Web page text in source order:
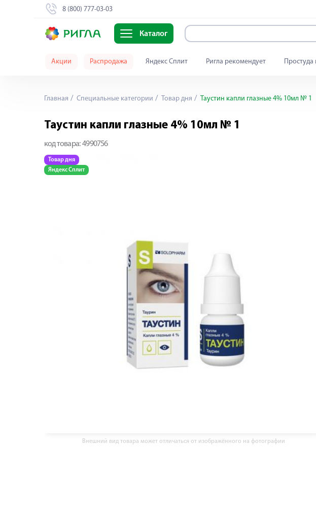
8 (800) 777-03-03
Каталог
Акции Распродажа Яндекс Сплит Ригла рекомендует Простуда
Главная Специальные категории Товар дня Таустин капли глазные 4% 10мл № 1
Таустин капли глазные 4% 10мл № 1
код товара: 4990756
Товар дня
Яндекс Сплит
Внешний вид товара может отличаться от изображённого на фотографии